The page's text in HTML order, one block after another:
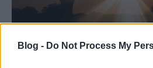
Blog - Do Not Process My